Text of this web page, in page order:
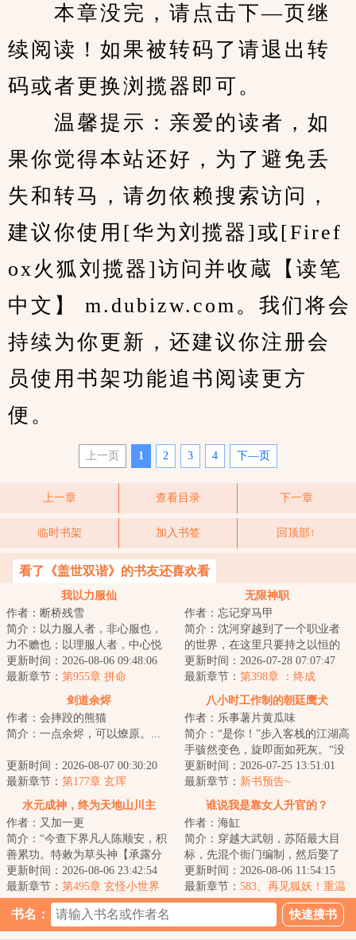
本章没完，请点击下—页继
续阅读！如果被转码了请退出转
码或者更换浏揽器即可。
温馨提示：亲爱的读者，如
果你觉得本站还好，为了避免丢
失和转马，请勿依赖搜索访问，
建议你使用[华为刘揽器]或[Firef
ox火狐刘揽器]访问并收蔵【读笔
中文】 m.dubizw.com。我们将会
持续为你更新，还建议你注册会
员使用书架功能追书阅读更方
便。
上一页 1 2 3 4 下—页
上一章 查看目录 下一章
临时书架 加入书签 回顶部↑
看了《盖世双谐》的书友还喜欢看
我以力服仙
作者：断桥残雪
简介：以力服人者，非心服也，
力不赡也；以理服人者，中心悦
而诚服也。不过仙人往往不讲
理……...
更新时间：2026-08-06 09:48:06
最新章节： 第955章 拼命
无限神职
作者：忘记穿马甲
简介：沈河穿越到了一个职业者
的世界，在这里只要持之以恒的
做某件事情，就可以生成相关的
职业，获得各种...
更新时间：2026-07-28 07:07:47
最新章节： 第398章 ：终成
剑道余烬
作者：会摔跤的熊猫
简介：一点余烬，可以燎原。...
更新时间：2026-08-07 00:30:20
最新章节： 第177章 玄珲
八小时工作制的朝廷鹰犬
作者：乐事薯片黄瓜味
简介：“是你！”步入客栈的江湖高
手骇然变色，旋即面如死灰。“没
想到，今日要落到你这朝廷鹰犬
的手里！...
更新时间：2026-07-25 13:51:01
最新章节： 新书预告~
水元成神，终为天地山川主
作者：又加一更
简介：“今查下界凡人陈顺安，积
善累功。特敕为草头神【承露分
水兵】，赐草箓一枚，提拔神
职。”“多谢大...
更新时间：2026-08-06 23:42:54
最新章节： 第495章 玄怪小世界
谁说我是靠女人升官的？
作者：海缸
简介：穿越大武朝，苏陌最大目
标，先混个衙门编制，然后娶了
巷子头的漂亮小寡妇。直至有一
日，他见到杀人...
更新时间：2026-08-06 11:54:15
最新章节： 583、再见狐妖！重温
旧梦！
书名：